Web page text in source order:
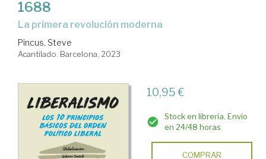
1688
La primera revolución moderna
Pincus, Steve
Acantilado. Barcelona, 2023
10,95 €
Stock en librería. Envío
en 24/48 horas
COMPRAR